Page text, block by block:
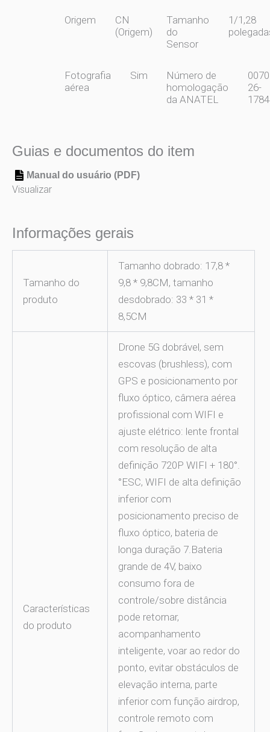
Origem
CN
(Origem)
Tamanho
do
Sensor
1/1,28
Fotografia
aérea
Sim
Número de
homologação
da ANATEL
26-
Guias e documentos do item
Manual do usuário (PDF)
Visualizar
Informações gerais
Tamanho do
produto
Tamanho dobrado: 17,8 *
9,8 * 9,8CM, tamanho
desdobrado: 33 * 31 *
8,5CM
Características
do produto
Drone 5G dobrável, sem
escovas (brushless), com
GPS e posicionamento por
fluxo óptico, câmera aérea
profissional com WIFI e
ajuste elétrico: lente frontal
com resolução de alta
definição 720P WIFI + 180°.
°ESC, WIFI de alta definição
inferior com
posicionamento preciso de
fluxo óptico, bateria de
longa duração 7.Bateria
grande de 4V, baixo
consumo fora de
controle/sobre distância
pode retornar,
acompanhamento
inteligente, voar ao redor do
ponto, evitar obstáculos de
elevação interna, parte
inferior com função airdrop,
controle remoto com